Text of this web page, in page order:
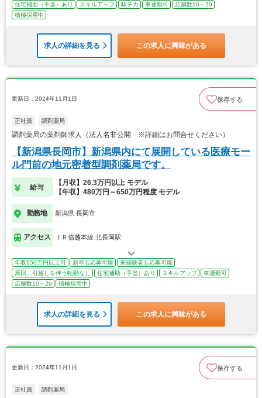
住宅補助（手当）あり
スキルアップ 駅チカ 車通勤可
店舗数10～29
積極採用中
求人の詳細を見る この求人に興味がある
更新日：2024年11月1日 保存する
正社員 調剤薬局
調剤薬局の薬剤師求人（法人名非公開 ※詳細はお問合せください）
【新潟県長岡市】新潟県内にて展開している医療モー
ル門前の地元密着型調剤薬局です。
給与
【月収】26.3万円以上 モデル
【年収】480万円～650万円程度 モデル
勤務地 新潟県 長岡市
アクセス ＪＲ信越本線 北長岡駅
年収650万円以上可 新卒も応募可能
未経験者も応募可能
原則、引越しを伴う転勤なし
住宅補助（手当）あり スキルアップ
車通勤可
店舗数10～29
積極採用中
求人の詳細を見る この求人に興味がある
更新日：2024年11月1日 保存する
正社員 調剤薬局